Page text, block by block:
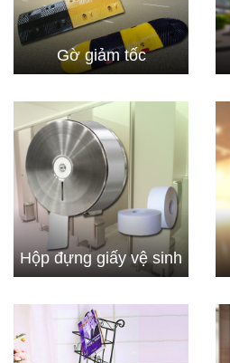
Gờ giảm tốc
Hộp đựng giấy vệ sinh